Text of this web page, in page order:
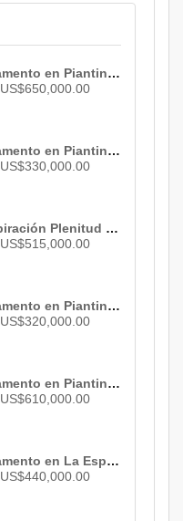
Vendo Apartamento en Piantini , Santo Domingo , ID 2635
US$650,000.00
Vendo Apartamento en Piantini , Santo Domingo , ID 3075
US$330,000.00
Viva con Inspiración Plenitud y Prestigio en este Sensacional y Céntrico Apartamento Venta de 380 M² 4 Parqueos y Atractivas Áreas Sociales ID 2347
US$515,000.00
Vendo Apartamento en Piantini , Santo Domingo , ID 2796
US$320,000.00
Vendo Apartamento en Piantini , Santo Domingo , ID 3082
US$610,000.00
Vendo Apartamento en La Esperilla , Santo Domingo, ID 3068
US$440,000.00